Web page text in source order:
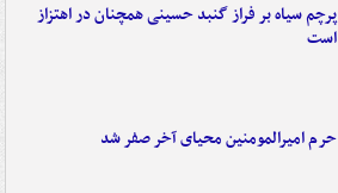
پرچم سیاه بر فراز گنبد حسینی همچنان در اهتزاز
است
حرم امیرالمومنین محیای آخر صفر شد